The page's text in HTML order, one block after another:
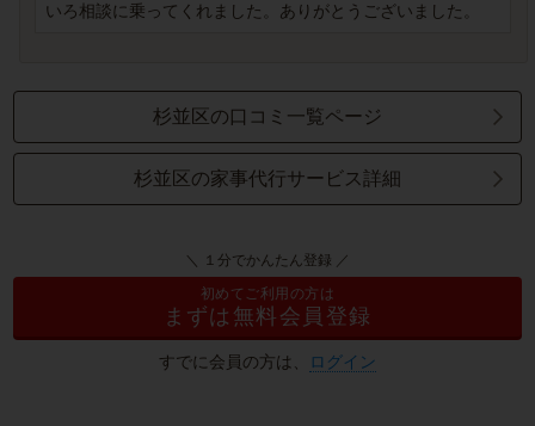
いろ相談に乗ってくれました。ありがとうございました。
杉並区の口コミ一覧ページ
杉並区の家事代行サービス詳細
＼ １分でかんたん登録 ／
初めてご利用の方は
まずは無料会員登録
すでに会員の方は、 ログイン